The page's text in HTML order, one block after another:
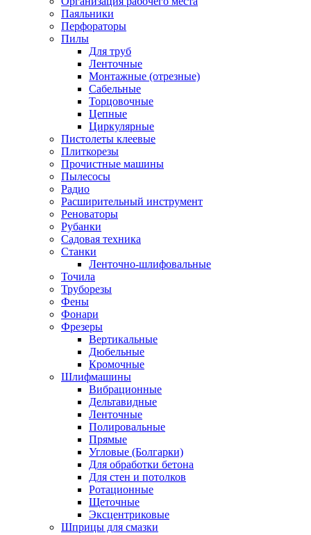
Паяльники
Перфораторы
Пилы
Для труб
Ленточные
Монтажные (отрезные)
Сабельные
Торцовочные
Цепные
Циркулярные
Пистолеты клеевые
Плиткорезы
Прочистные машины
Пылесосы
Радио
Расширительный инструмент
Реноваторы
Рубанки
Садовая техника
Станки
Ленточно-шлифовальные
Точила
Труборезы
Фены
Фонари
Фрезеры
Вертикальные
Дюбельные
Кромочные
Шлифмашины
Вибрационные
Дельтавидные
Ленточные
Полировальные
Прямые
Угловые (Болгарки)
Для обработки бетона
Для стен и потолков
Ротационные
Щеточные
Эксцентриковые
Шприцы для смазки